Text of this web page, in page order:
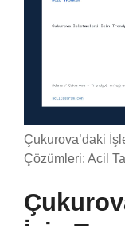
Çukurova’daki
Çözümleri: Acil